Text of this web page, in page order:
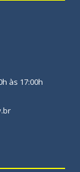
às 17:00h